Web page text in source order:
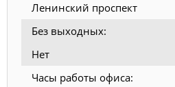
Ленинский проспект
Без выходных:
Нет
Часы работы офиса: